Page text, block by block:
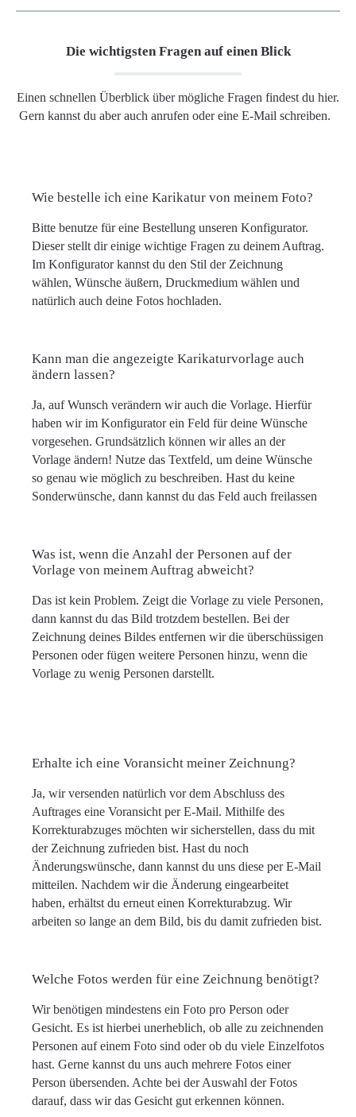
Die wichtigsten Fragen auf einen Blick
Einen schnellen Überblick über mögliche Fragen findest du hier.
Gern kannst du aber auch anrufen oder eine E-Mail schreiben.
Wie bestelle ich eine Karikatur von meinem Foto?
Bitte benutze für eine Bestellung unseren Konfigurator.
Dieser stellt dir einige wichtige Fragen zu deinem Auftrag.
Im Konfigurator kannst du den Stil der Zeichnung
wählen, Wünsche äußern, Druckmedium wählen und
natürlich auch deine Fotos hochladen.
Kann man die angezeigte Karikaturvorlage auch
ändern lassen?
Ja, auf Wunsch verändern wir auch die Vorlage. Hierfür
haben wir im Konfigurator ein Feld für deine Wünsche
vorgesehen. Grundsätzlich können wir alles an der
Vorlage ändern! Nutze das Textfeld, um deine Wünsche
so genau wie möglich zu beschreiben. Hast du keine
Sonderwünsche, dann kannst du das Feld auch freilassen
Was ist, wenn die Anzahl der Personen auf der
Vorlage von meinem Auftrag abweicht?
Das ist kein Problem. Zeigt die Vorlage zu viele Personen,
dann kannst du das Bild trotzdem bestellen. Bei der
Zeichnung deines Bildes entfernen wir die überschüssigen
Personen oder fügen weitere Personen hinzu, wenn die
Vorlage zu wenig Personen darstellt.
Erhalte ich eine Voransicht meiner Zeichnung?
Ja, wir versenden natürlich vor dem Abschluss des
Auftrages eine Voransicht per E-Mail. Mithilfe des
Korrekturabzuges möchten wir sicherstellen, dass du mit
der Zeichnung zufrieden bist. Hast du noch
Änderungswünsche, dann kannst du uns diese per E-Mail
mitteilen. Nachdem wir die Änderung eingearbeitet
haben, erhältst du erneut einen Korrekturabzug. Wir
arbeiten so lange an dem Bild, bis du damit zufrieden bist.
Welche Fotos werden für eine Zeichnung benötigt?
Wir benötigen mindestens ein Foto pro Person oder
Gesicht. Es ist hierbei unerheblich, ob alle zu zeichnenden
Personen auf einem Foto sind oder ob du viele Einzelfotos
hast. Gerne kannst du uns auch mehrere Fotos einer
Person übersenden. Achte bei der Auswahl der Fotos
darauf, dass wir das Gesicht gut erkennen können.